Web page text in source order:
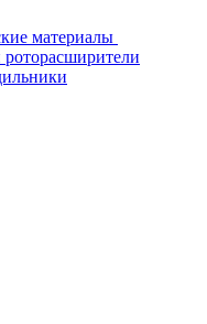
материалы
роторасширители